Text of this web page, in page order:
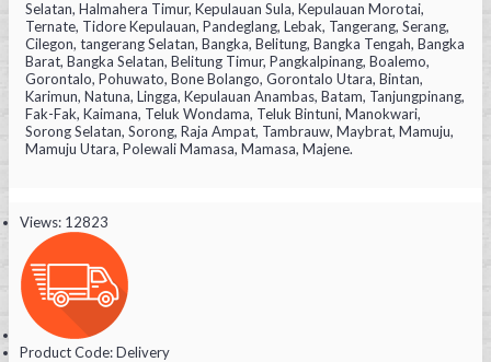
Selatan, Halmahera Timur, Kepulauan Sula, Kepulauan Morotai,
Ternate, Tidore Kepulauan, Pandeglang, Lebak, Tangerang, Serang,
Cilegon, tangerang Selatan, Bangka, Belitung, Bangka Tengah, Bangka
Barat, Bangka Selatan, Belitung Timur, Pangkalpinang, Boalemo,
Gorontalo, Pohuwato, Bone Bolango, Gorontalo Utara, Bintan,
Karimun, Natuna, Lingga, Kepulauan Anambas, Batam, Tanjungpinang,
Fak-Fak, Kaimana, Teluk Wondama, Teluk Bintuni, Manokwari,
Sorong Selatan, Sorong, Raja Ampat, Tambrauw, Maybrat, Mamuju,
Mamuju Utara, Polewali Mamasa, Mamasa, Majene.
Views: 12823
Product Code:Delivery